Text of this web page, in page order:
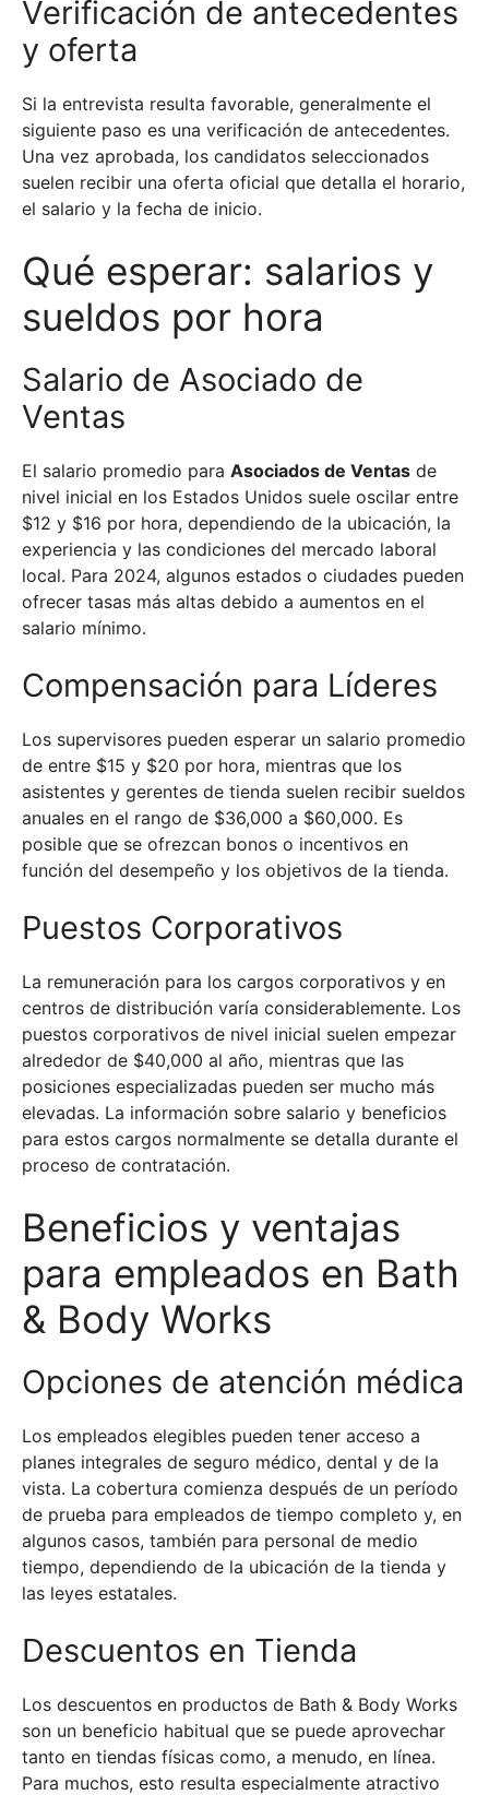
Verificación de antecedentes
y oferta
Si la entrevista resulta favorable, generalmente el
siguiente paso es una verificación de antecedentes.
Una vez aprobada, los candidatos seleccionados
suelen recibir una oferta oficial que detalla el horario,
el salario y la fecha de inicio.
Qué esperar: salarios y
sueldos por hora
Salario de Asociado de
Ventas
El salario promedio para Asociados de Ventas de
nivel inicial en los Estados Unidos suele oscilar entre
$12 y $16 por hora, dependiendo de la ubicación, la
experiencia y las condiciones del mercado laboral
local. Para 2024, algunos estados o ciudades pueden
ofrecer tasas más altas debido a aumentos en el
salario mínimo.
Compensación para Líderes
Los supervisores pueden esperar un salario promedio
de entre $15 y $20 por hora, mientras que los
asistentes y gerentes de tienda suelen recibir sueldos
anuales en el rango de $36,000 a $60,000. Es
posible que se ofrezcan bonos o incentivos en
función del desempeño y los objetivos de la tienda.
Puestos Corporativos
La remuneración para los cargos corporativos y en
centros de distribución varía considerablemente. Los
puestos corporativos de nivel inicial suelen empezar
alrededor de $40,000 al año, mientras que las
posiciones especializadas pueden ser mucho más
elevadas. La información sobre salario y beneficios
para estos cargos normalmente se detalla durante el
proceso de contratación.
Beneficios y ventajas
para empleados en Bath
& Body Works
Opciones de atención médica
Los empleados elegibles pueden tener acceso a
planes integrales de seguro médico, dental y de la
vista. La cobertura comienza después de un período
de prueba para empleados de tiempo completo y, en
algunos casos, también para personal de medio
tiempo, dependiendo de la ubicación de la tienda y
las leyes estatales.
Descuentos en Tienda
Los descuentos en productos de Bath & Body Works
son un beneficio habitual que se puede aprovechar
tanto en tiendas físicas como, a menudo, en línea.
Para muchos, esto resulta especialmente atractivo